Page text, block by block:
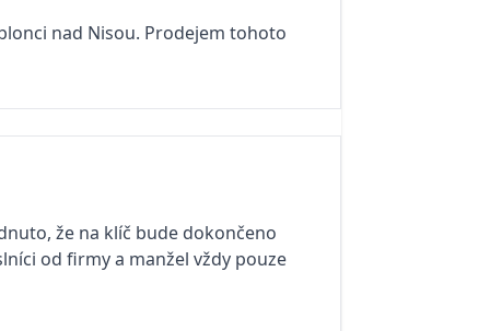
nad Nisou. Prodejem tohoto
že na klíč bude dokončeno
od firmy a manžel vždy pouze